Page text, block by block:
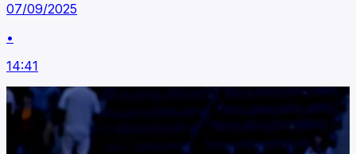
07/09/2025
•
14:41